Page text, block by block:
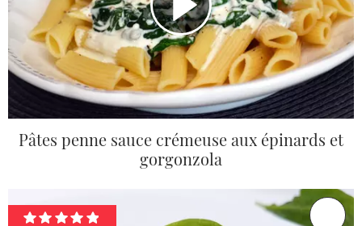
Pâtes penne sauce crémeuse aux épinards et
gorgonzola